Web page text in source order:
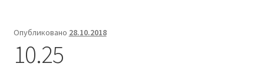
Корзина
Опубликовано 28.10.2018
10.25